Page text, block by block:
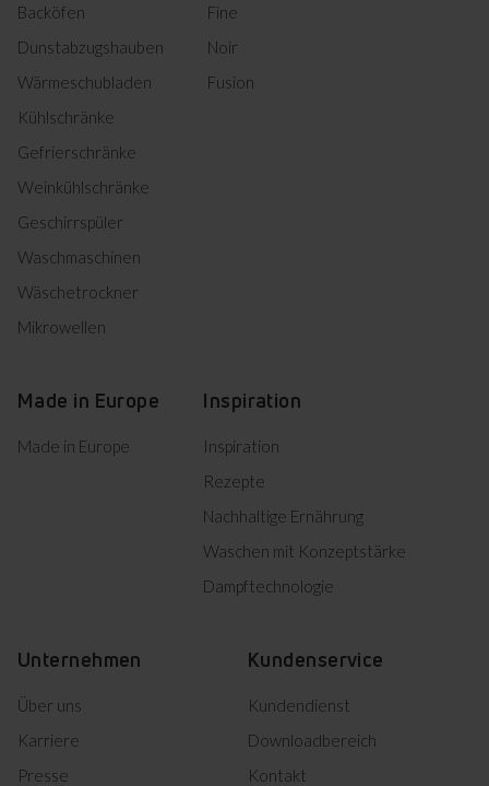
Product photo EGSX 321 250
Product photo EGSX 321
250
250
250
Product photo EGSX 321
Alles herunterladen (12)
Backöfen
Dunstabzugshauben
Wärmeschubladen
Kühlschränke
Gefrierschränke
Weinkühlschränke
Geschirrspüler
Waschmaschinen
Wäschetrockner
Mikrowellen
Fine
Noir
Fusion
Made in Europe
Made in Europe
Inspiration
Inspiration
Rezepte
Nachhaltige Ernährung
Waschen mit Konzeptstärke
Dampftechnologie
Unternehmen
Über uns
Karriere
Presse
Kundenservice
Kundendienst
Downloadbereich
Kontakt